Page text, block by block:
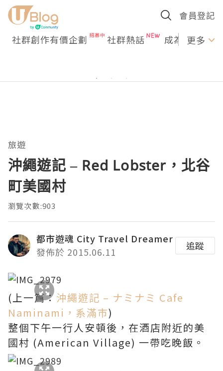
會員登記
社群創作有價企劃 社群熱話 成為U更多
旅遊
沖繩遊記 – Red Lobster，北谷
町美國村
瀏覽次數:903
都市遊魂 City Travel Dreamer
發佈於 2015.06.11
追蹤
(上一篇：沖繩遊記 – ナミナミ Cafe
Naminami，系滿市)
整個下午一行人安頓後，在酒店附近的美
國村 (American Village) 一帶吃晚飯。